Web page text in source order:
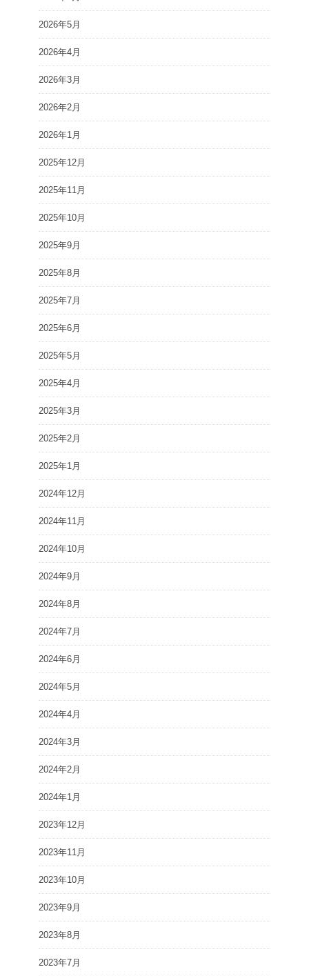
2026年5月
2026年4月
2026年3月
2026年2月
2026年1月
2025年12月
2025年11月
2025年10月
2025年9月
2025年8月
2025年7月
2025年6月
2025年5月
2025年4月
2025年3月
2025年2月
2025年1月
2024年12月
2024年11月
2024年10月
2024年9月
2024年8月
2024年7月
2024年6月
2024年5月
2024年4月
2024年3月
2024年2月
2024年1月
2023年12月
2023年11月
2023年10月
2023年9月
2023年8月
2023年7月